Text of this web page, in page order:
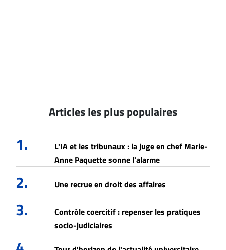
Articles les plus populaires
1.
L'IA et les tribunaux : la juge en chef Marie-
Anne Paquette sonne l'alarme
2. Une recrue en droit des affaires
3.
Contrôle coercitif : repenser les pratiques
socio-judiciaires